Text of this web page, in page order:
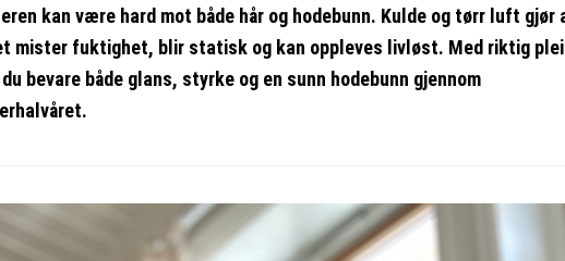
kan være hard mot både hår og hodebunn. Kulde og tørr luft gjør
mister fuktighet, blir statisk og kan oppleves livløst. Med riktig
du bevare både glans, styrke og en sunn hodebunn gjennom